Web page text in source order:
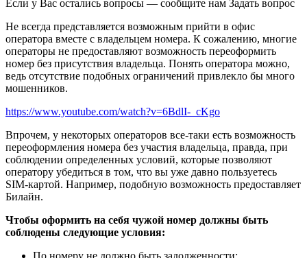
Если у Вас остались вопросы — сообщите нам Задать вопрос
Не всегда представляется возможным прийти в офис
оператора вместе с владельцем номера. К сожалению, многие
операторы не предоставляют возможность переоформить
номер без присутствия владельца. Понять оператора можно,
ведь отсутствие подобных ограничений привлекло бы много
мошенников.
https://www.youtube.com/watch?v=6BdlI-_cKgo
Впрочем, у некоторых операторов все-таки есть возможность
переоформления номера без участия владельца, правда, при
соблюдении определенных условий, которые позволяют
оператору убедиться в том, что вы уже давно пользуетесь
SIM-картой. Например, подобную возможность предоставляет
Билайн.
Чтобы оформить на себя чужой номер должны быть
соблюдены следующие условия:
По номеру не должно быть задолженности;